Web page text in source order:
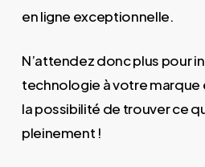
en ligne exceptionnelle.
N’attendez donc plus pour
technologie à votre marque
la possibilité de trouver ce
pleinement !